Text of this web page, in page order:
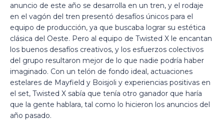
anuncio de este año se desarrolla en un tren, y el rodaje
en el vagón del tren presentó desafíos únicos para el
equipo de producción, ya que buscaba lograr su estética
clásica del Oeste. Pero al equipo de Twisted X le encantan
los buenos desafíos creativos, y los esfuerzos colectivos
del grupo resultaron mejor de lo que nadie podría haber
imaginado. Con un telón de fondo ideal, actuaciones
estelares de Mayfield y Boisjoli y experiencias positivas en
el set, Twisted X sabía que tenía otro ganador que haría
que la gente hablara, tal como lo hicieron los anuncios del
año pasado.